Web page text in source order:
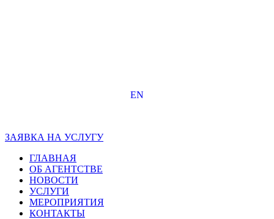
EN
ЗАЯВКА НА УСЛУГУ
ГЛАВНАЯ
ОБ АГЕНТСТВЕ
НОВОСТИ
УСЛУГИ
МЕРОПРИЯТИЯ
КОНТАКТЫ